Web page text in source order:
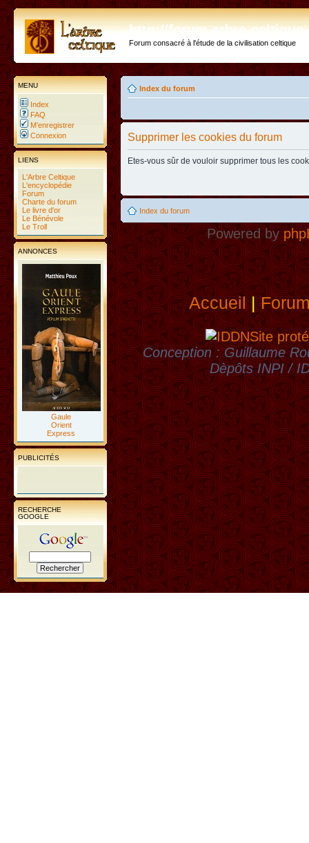
http://forum.arbre-
Forum consacré à l'étude de la civilisation celtique
MENU
Index
FAQ
M’enregistrer
Connexion
LIENS
L'Arbre Celtique
L'encyclopédie
Forum
Charte du forum
Le livre d'or
Le Bénévole
Le Troll
ANNONCES
Gaule
Orient
Express
PUBLICITÉS
RECHERCHE
GOOGLE
Index du forum
Supprimer les cookies du forum
Etes-vous sûr de vouloir supprimer tous les
Index du forum
Powered by
Accueil|
Site
Conception : Guillaume
Dèpôts INPI /